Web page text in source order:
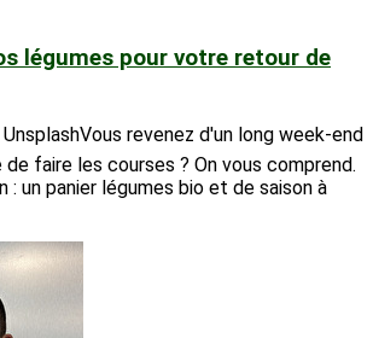
légumes pour votre retour de
revenez d'un long week-end
faire les courses ? On vous comprend.
: un panier légumes bio et de saison à